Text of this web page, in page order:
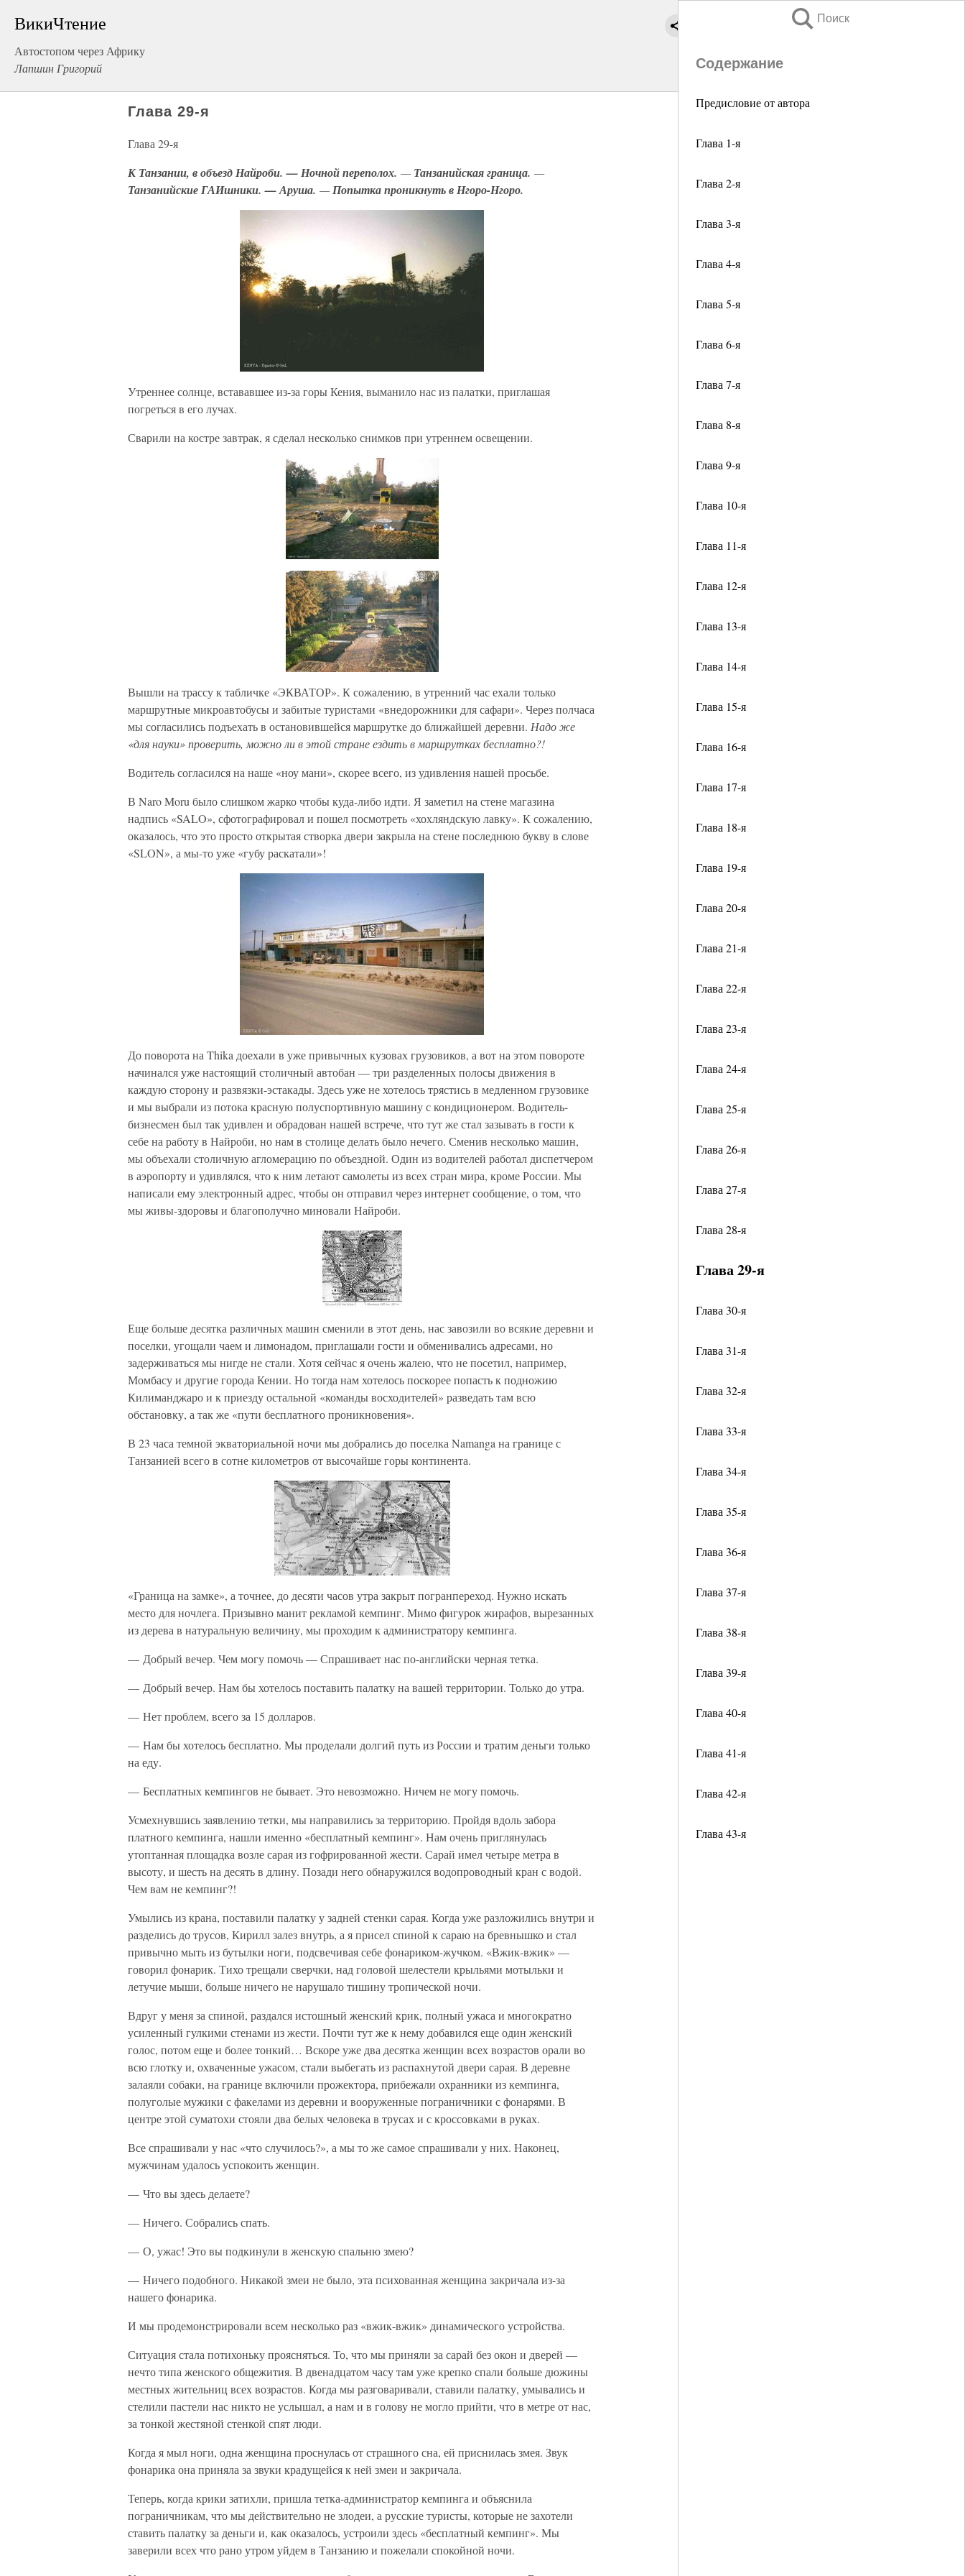
ВикиЧтение
Автостопом через Африку
Лапшин Григорий
Поиск
Содержание
Предисловие от автора
Глава 1-я
Глава 2-я
Глава 3-я
Глава 4-я
Глава 5-я
Глава 6-я
Глава 7-я
Глава 8-я
Глава 9-я
Глава 10-я
Глава 11-я
Глава 12-я
Глава 13-я
Глава 14-я
Глава 15-я
Глава 16-я
Глава 17-я
Глава 18-я
Глава 19-я
Глава 20-я
Глава 21-я
Глава 22-я
Глава 23-я
Глава 24-я
Глава 25-я
Глава 26-я
Глава 27-я
Глава 28-я
Глава 29-я
Глава 30-я
Глава 31-я
Глава 32-я
Глава 33-я
Глава 34-я
Глава 35-я
Глава 36-я
Глава 37-я
Глава 38-я
Глава 39-я
Глава 40-я
Глава 41-я
Глава 42-я
Глава 43-я
Глава 29-я
Глава 29-я
К Танзании, в объезд Найроби. — Ночной переполох. —Танзанийская граница. —
Танзанийские ГАИшники. — Аруша. —Попытка проникнуть в Нгоро-Нгоро.
Утреннее солнце, встававшее из-за горы Кения, выманило нас из палатки, приглашая
погреться в его лучах.
Сварили на костре завтрак, я сделал несколько снимков при утреннем освещении.
Вышли на трассу к табличке «ЭКВАТОР». К сожалению, в утренний час ехали только
маршрутные микроавтобусы и забитые туристами «внедорожники для сафари». Через полчаса
мы согласились подъехать в остановившейся маршрутке до ближайшей деревни. Надо же
«для науки» проверить, можно ли в этой стране ездить в маршрутках бесплатно?!
Водитель согласился на наше «ноу мани», скорее всего, из удивления нашей просьбе.
В Naro Moru было слишком жарко чтобы куда-либо идти. Я заметил на стене магазина
надпись «SALO», сфотографировал и пошел посмотреть «хохляндскую лавку». К сожалению,
оказалось, что это просто открытая створка двери закрыла на стене последнюю букву в слове
«SLON», а мы-то уже «губу раскатали»!
До поворота на Thika доехали в уже привычных кузовах грузовиков, а вот на этом повороте
начинался уже настоящий столичный автобан — три разделенных полосы движения в
каждую сторону и развязки-эстакады. Здесь уже не хотелось трястись в медленном грузовике
и мы выбрали из потока красную полуспортивную машину с кондиционером. Водитель-
бизнесмен был так удивлен и обрадован нашей встрече, что тут же стал зазывать в гости к
себе на работу в Найроби, но нам в столице делать было нечего. Сменив несколько машин,
мы объехали столичную агломерацию по объездной. Один из водителей работал диспетчером
в аэропорту и удивлялся, что к ним летают самолеты из всех стран мира, кроме России. Мы
написали ему электронный адрес, чтобы он отправил через интернет сообщение, о том, что
мы живы-здоровы и благополучно миновали Найроби.
Еще больше десятка различных машин сменили в этот день, нас завозили во всякие деревни и
поселки, угощали чаем и лимонадом, приглашали гости и обменивались адресами, но
задерживаться мы нигде не стали. Хотя сейчас я очень жалею, что не посетил, например,
Момбасу и другие города Кении. Но тогда нам хотелось поскорее попасть к подножию
Килиманджаро и к приезду остальной «команды восходителей» разведать там всю
обстановку, а так же «пути бесплатного проникновения».
В 23 часа темной экваториальной ночи мы добрались до поселка Namanga на границе с
Танзанией всего в сотне километров от высочайше горы континента.
«Граница на замке», а точнее, до десяти часов утра закрыт погранпереход. Нужно искать
место для ночлега. Призывно манит рекламой кемпинг. Мимо фигурок жирафов, вырезанных
из дерева в натуральную величину, мы проходим к администратору кемпинга.
— Добрый вечер. Чем могу помочь — Спрашивает нас по-английски черная тетка.
— Добрый вечер. Нам бы хотелось поставить палатку на вашей территории. Только до утра.
— Нет проблем, всего за 15 долларов.
— Нам бы хотелось бесплатно. Мы проделали долгий путь из России и тратим деньги только
на еду.
— Бесплатных кемпингов не бывает. Это невозможно. Ничем не могу помочь.
Усмехнувшись заявлению тетки, мы направились за территорию. Пройдя вдоль забора
платного кемпинга, нашли именно «бесплатный кемпинг». Нам очень приглянулась
утоптанная площадка возле сарая из гофрированной жести. Сарай имел четыре метра в
высоту, и шесть на десять в длину. Позади него обнаружился водопроводный кран с водой.
Чем вам не кемпинг?!
Умылись из крана, поставили палатку у задней стенки сарая. Когда уже разложились внутри и
разделись до трусов, Кирилл залез внутрь, а я присел спиной к сараю на бревнышко и стал
привычно мыть из бутылки ноги, подсвечивая себе фонариком-жучком. «Вжик-вжик» —
говорил фонарик. Тихо трещали сверчки, над головой шелестели крыльями мотыльки и
летучие мыши, больше ничего не нарушало тишину тропической ночи.
Вдруг у меня за спиной, раздался истошный женский крик, полный ужаса и многократно
усиленный гулкими стенами из жести. Почти тут же к нему добавился еще один женский
голос, потом еще и более тонкий… Вскоре уже два десятка женщин всех возрастов орали во
всю глотку и, охваченные ужасом, стали выбегать из распахнутой двери сарая. В деревне
залаяли собаки, на границе включили прожектора, прибежали охранники из кемпинга,
полуголые мужики с факелами из деревни и вооруженные пограничники с фонарями. В
центре этой суматохи стояли два белых человека в трусах и с кроссовками в руках.
Все спрашивали у нас «что случилось?», а мы то же самое спрашивали у них. Наконец,
мужчинам удалось успокоить женщин.
— Что вы здесь делаете?
— Ничего. Собрались спать.
— О, ужас! Это вы подкинули в женскую спальню змею?
— Ничего подобного. Никакой змеи не было, эта психованная женщина закричала из-за
нашего фонарика.
И мы продемонстрировали всем несколько раз «вжик-вжик» динамического устройства.
Ситуация стала потихоньку проясняться. То, что мы приняли за сарай без окон и дверей —
нечто типа женского общежития. В двенадцатом часу там уже крепко спали больше дюжины
местных жительниц всех возрастов. Когда мы разговаривали, ставили палатку, умывались и
стелили пастели нас никто не услышал, а нам и в голову не могло прийти, что в метре от нас,
за тонкой жестяной стенкой спят люди.
Когда я мыл ноги, одна женщина проснулась от страшного сна, ей приснилась змея. Звук
фонарика она приняла за звуки крадущейся к ней змеи и закричала.
Теперь, когда крики затихли, пришла тетка-администратор кемпинга и объяснила
пограничникам, что мы действительно не злодеи, а русские туристы, которые не захотели
ставить палатку за деньги и, как оказалось, устроили здесь «бесплатный кемпинг». Мы
заверили всех что рано утром уйдем в Танзанию и пожелали спокойной ночи.